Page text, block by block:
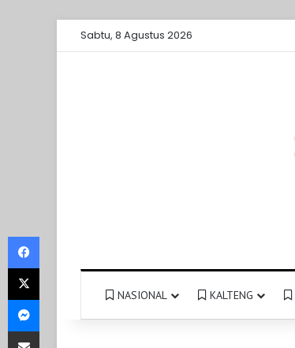
Sabtu, 8 Agustus 2026
NASIONAL KALTENG
Facebook
X
Messenger
Share via Email